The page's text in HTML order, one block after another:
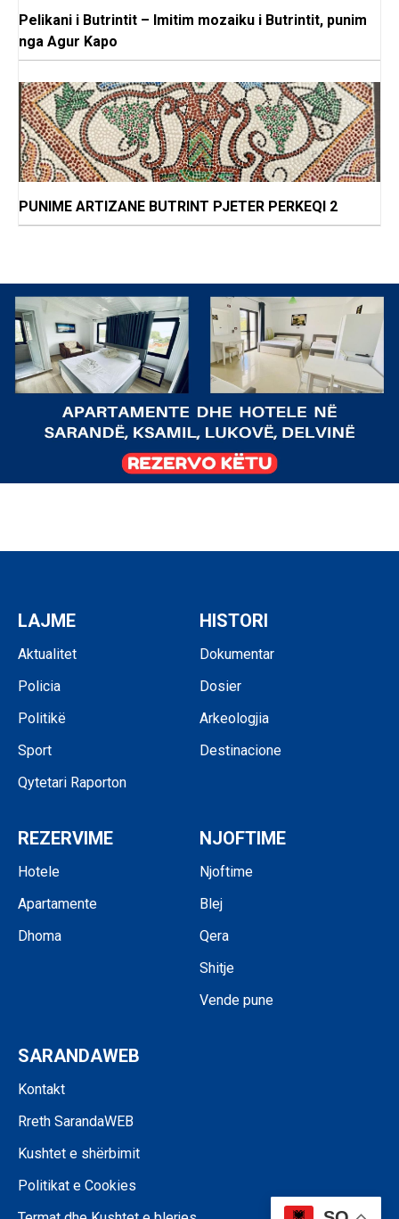
Pelikani i Butrintit – Imitim mozaiku i Butrintit, punim
nga Agur Kapo
PUNIME ARTIZANE BUTRINT PJETER PERKEQI 2
LAJME
Aktualitet
Policia
Politikë
Sport
Qytetari Raporton
HISTORI
Dokumentar
Dosier
Arkeologjia
Destinacione
REZERVIME
Hotele
Apartamente
Dhoma
NJOFTIME
Njoftime
Blej
Qera
Shitje
Vende pune
SARANDAWEB
Kontakt
Rreth SarandaWEB
Kushtet e shërbimit
Politikat e Cookies